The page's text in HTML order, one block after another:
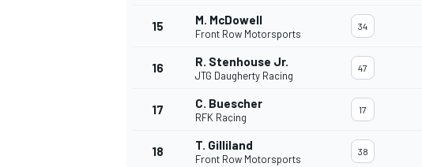
15 M. McDowell
Front Row Motorsports
34
16 R. Stenhouse Jr.
JTG Daugherty Racing
47
17 C. Buescher
RFK Racing
17
18 T. Gilliland
Front Row Motorsports
38